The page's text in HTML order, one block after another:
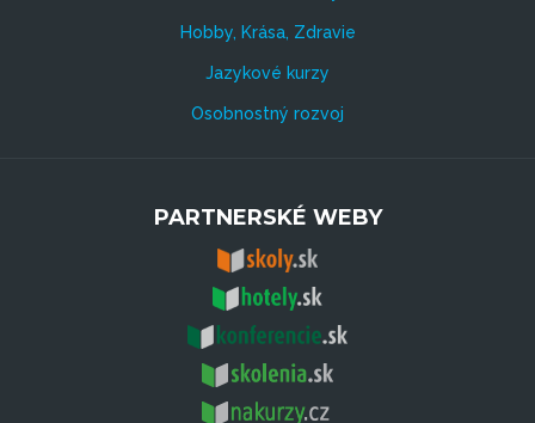
Hobby, Krása, Zdravie
Jazykové kurzy
Osobnostný rozvoj
PARTNERSKÉ WEBY